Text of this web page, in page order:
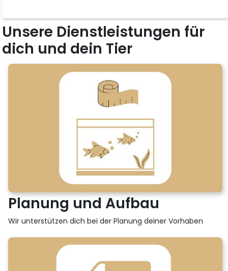
Unsere Dienstleistungen für
dich und dein Tier
Planung und Aufbau
Wir unterstützen dich bei der Planung deiner Vorhaben